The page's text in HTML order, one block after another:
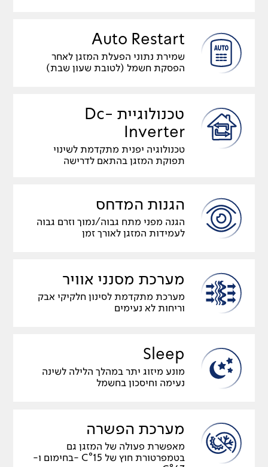
Auto Restart
שמירת נתוני הפעלת המזגן לאחר
הפסקת חשמל (לטובת שעון שבת)
טכנולוגיית Dc-
Inverter
טכנולוגיה יפנית מתקדמת לשינוי
תפוקת המזגן בהתאם לדרישה
הגנות המדחס
הגנה מפני מתח גבוה/נמוך וזרם גבוה
לעמידות המזגן לאורך זמן
מערכת מסנני אוויר
מערכת מתקדמת לסינון חלקיקי אבק
וריחות לא נעימים
Sleep
מונע מיזוג יתר במהלך הלילה לשינה
נעימה וחיסכון בחשמל
מערכת הפשרה
מאפשרת פעולה של המזגן גם
בטמפרטורת חוץ של C°15 -בחימום ו-